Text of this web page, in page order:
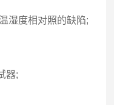
湿度相对照的缺陷;
器;